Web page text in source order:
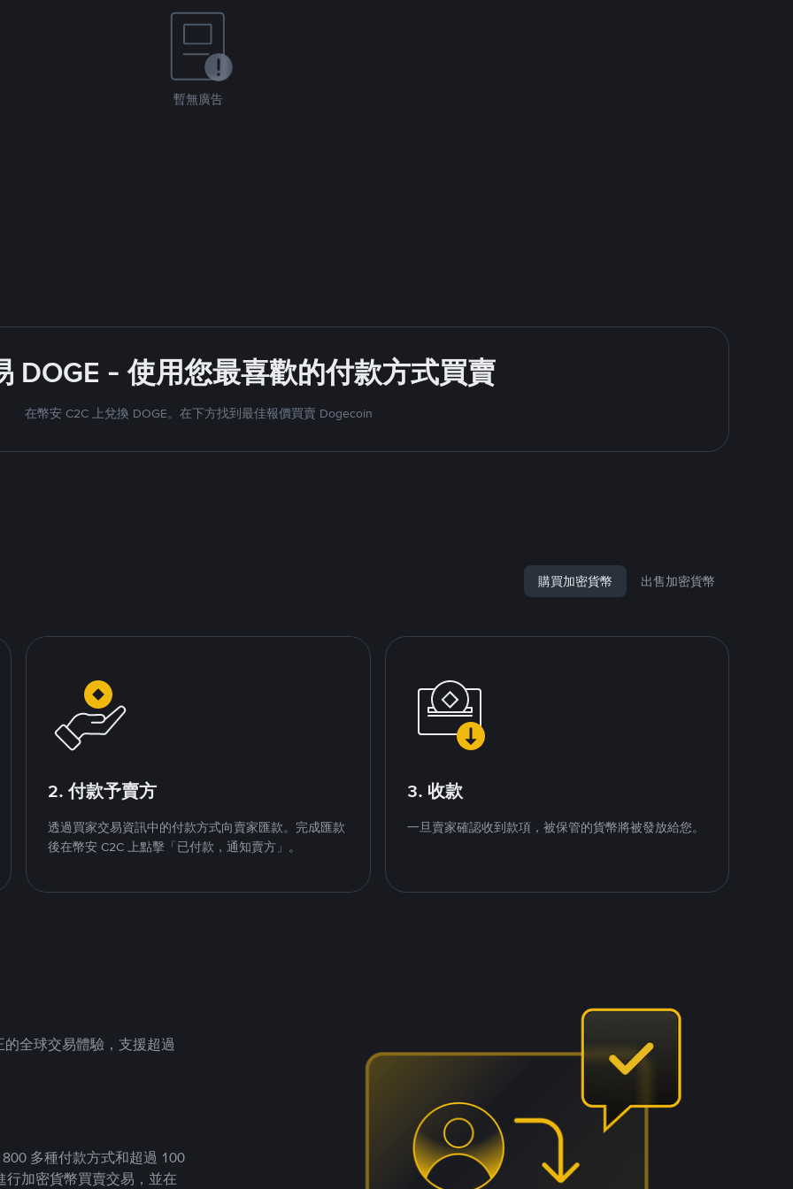
暫無廣告
DOGE - 使用您最喜歡的付款方式買賣
在幣安 C2C 上兌換 DOGE。在下方找到最佳報價買賣 Dogecoin
購買加密貨幣 出售加密貨幣
2. 付款予賣方
透過買家交易資訊中的付款方式向賣家匯款。完成匯款
後在幣安 C2C 上點擊「已付款，通知賣方」。
3. 收款
一旦賣家確認收到款項，被保管的貨幣將被發放給您。
全球交易體驗，支援超過
多種付款方式和超過 100
加密貨幣買賣交易，並在